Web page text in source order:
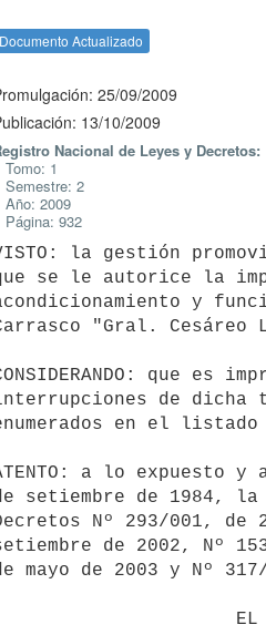
Documento Actualizado
25/09/2009
13/10/2009
Nacional de Leyes y Decretos:
Tomo: 1
Semestre: 2
Año: 2009
Página: 932
la gestión
se le autorice la
y
"Gral. Cesáreo
que
de dicha
en el
a lo expuesto
setiembre de 1984,
Nº 293/001,
de 2002, Nº
mayo de 2003 y Nº